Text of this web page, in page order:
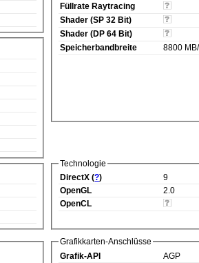
Füllrate Raytracing
Shader (SP 32 Bit)
Shader (DP 64 Bit)
Speicherbandbreite
8800
Technologie
DirectX (?)
9
OpenGL
2.0
OpenCL
Grafikkarten-Anschlüsse
Grafik-API
AGP